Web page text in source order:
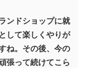
ンドショップに就
して楽しくやりが
ね。その後、今の
張って続けてこら